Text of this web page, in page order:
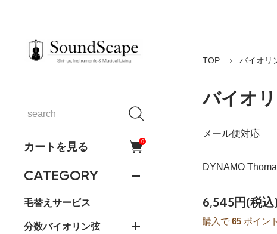
カートを見る 0
CATEGORY
毛替えサービス
分数バイオリン弦
TOP バイオリ
バイオ
メール便対応
DYNAMO
6,545円(税込
購入で 65 ポイン